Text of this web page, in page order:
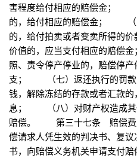
害程度给付相应的赔偿金；
的，给付相应的赔偿金； （
的，给付拍卖或者变卖所得的
价值的，应当支付相应的赔
照、责令停产停业的，赔偿停
支； （七）返还执行的罚款
钱，解除冻结的存款或者汇款
息； （八）对财产权造成其
赔偿。 第三十七条 赔偿
偿请求人凭生效的判决书、复
书，向赔偿义务机关申请支